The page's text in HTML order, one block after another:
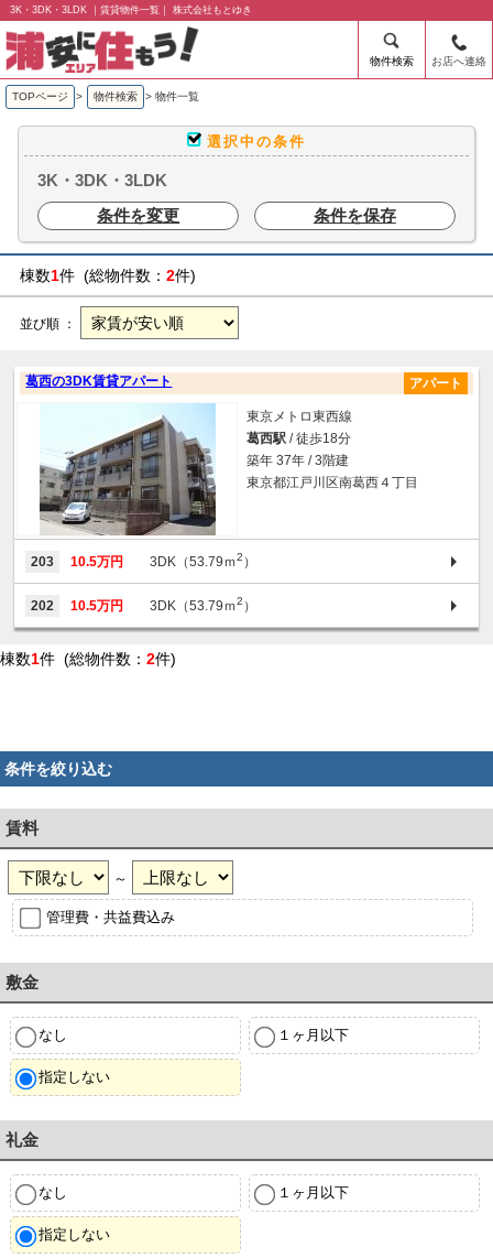
3K・3DK・3LDK ｜賃貸物件一覧｜ 株式会社もとゆき
物件検索 お店へ連絡
TOPページ > 物件検索 > 物件一覧
選択中の条件
3K・3DK・3LDK
条件を変更
条件を保存
棟数1件 (総物件数： 2件)
並び順 ：
葛西の3DK賃貸アパート アパート
東京メトロ東西線
葛西駅 / 徒歩18分
築年 37年 / 3階建
東京都江戸川区南葛西４丁目
203 10.5万円 3DK（53.79ｍ2 ）
202 10.5万円 3DK（53.79ｍ2 ）
棟数1件 (総物件数： 2件)
条件を絞り込む
賃料
～
管理費・共益費込み
敷金
なし １ヶ月以下
指定しない
礼金
なし １ヶ月以下
指定しない